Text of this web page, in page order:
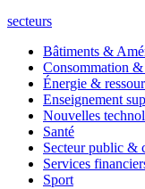
secteurs
Bâtiments &
Consommation
Énergie &
Enseignement
Nouvelles
Santé
Secteur public &
Services
Sport